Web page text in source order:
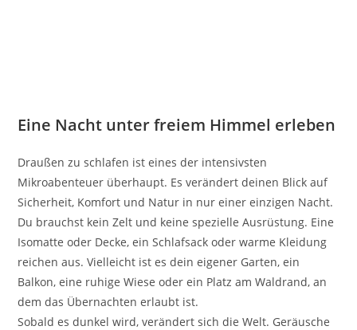
Eine Nacht unter freiem Himmel erleben
Draußen zu schlafen ist eines der intensivsten
Mikroabenteuer überhaupt. Es verändert deinen Blick auf
Sicherheit, Komfort und Natur in nur einer einzigen Nacht.
Du brauchst kein Zelt und keine spezielle Ausrüstung. Eine
Isomatte oder Decke, ein Schlafsack oder warme Kleidung
reichen aus. Vielleicht ist es dein eigener Garten, ein
Balkon, eine ruhige Wiese oder ein Platz am Waldrand, an
dem das Übernachten erlaubt ist.
Sobald es dunkel wird, verändert sich die Welt. Geräusche